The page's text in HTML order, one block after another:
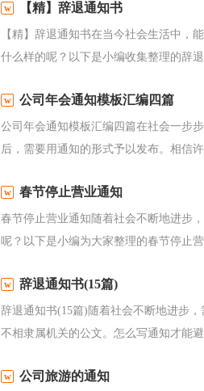
【精】辞退通知书
【精】辞退通知书在当今社会生活中，
什么样的呢？以下是小编收集整理的辞
公司年会通知模板汇编四篇
公司年会通知模板汇编四篇在社会一步
后，需要用通知的形式予以发布。相信
春节停止营业通知
春节停止营业通知随着社会不断地进步
呢？以下是小编为大家整理的春节停止
辞退通知书(15篇)
辞退通知书(15篇)随着社会不断地进步
不相隶属机关的公文。怎么写通知才能
公司旅游的通知